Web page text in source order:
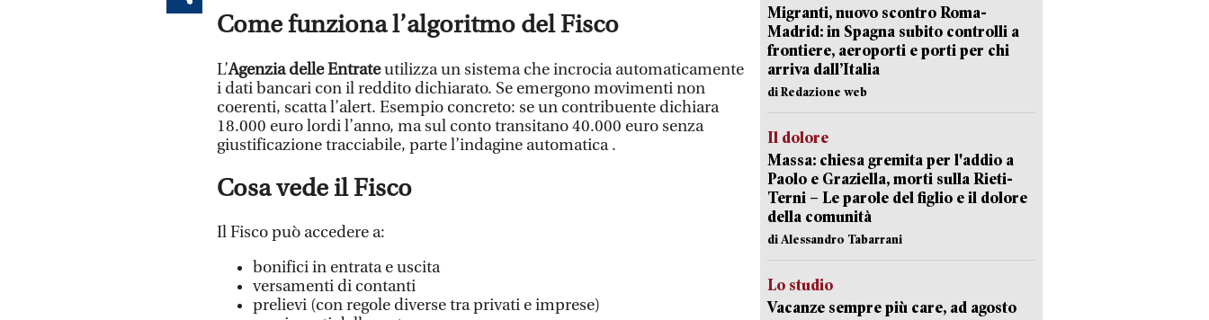
Come funziona l’algoritmo del Fisco
L’Agenzia delle Entrateutilizza un sistema che incrocia automaticamente
i dati bancari con il reddito dichiarato. Se emergono movimenti non
coerenti, scatta l’alert. Esempio concreto: se un contribuente dichiara
18.000 euro lordi l’anno, ma sul conto transitano 40.000 euro senza
giustificazione tracciabile, parte l’indagine automatica .
Cosa vede il Fisco
Il Fisco può accedere a:
bonifici in entrata e uscita
versamenti di contanti
prelievi (con regole diverse tra privati e imprese)
Migranti, nuovo scontro Roma-
Madrid: in Spagna subito controlli a
frontiere, aeroporti e porti per chi
arriva dall’Italia
di Redazione web
Il dolore
Massa: chiesa gremita per l'addio a
Paolo e Graziella, morti sulla Rieti-
Terni – Le parole del figlio e il dolore
della comunità
di Alessandro Tabarrani
Lo studio
Vacanze sempre più care, ad agosto